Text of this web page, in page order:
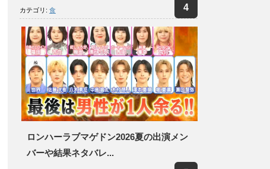
カテゴリ: 食
ロンハーラブマゲドン2026夏の出演メン
バーや結果ネタバレ...